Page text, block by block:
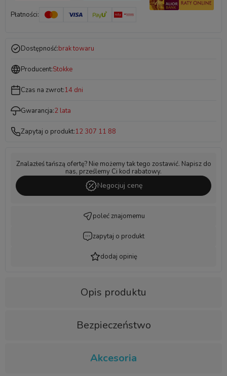
Płatności:
Dostępność:brak towaru
Producent:Stokke
Czas na zwrot:14 dni
Gwarancja:2 lata
Zapytaj o produkt:12 307 11 88
Znalazłeś tańszą ofertę? Nie możemy tak tego zostawić. Napisz do
nas, prześlemy Ci kod rabatowy.
Negocjuj cenę
poleć znajomemu
zapytaj o produkt
dodaj opinię
Opis produktu
Bezpieczeństwo
Akcesoria